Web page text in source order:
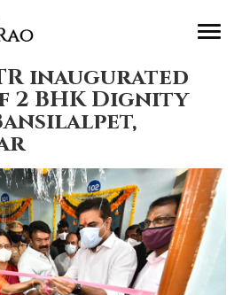
inaugurated
2 BHK Dignity